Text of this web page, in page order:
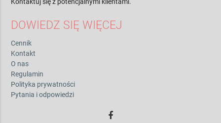
DOWIEDZ SIĘ WIĘCEJ
Cennik
Kontakt
O nas
Regulamin
Polityka prywatności
Pytania i odpowiedzi